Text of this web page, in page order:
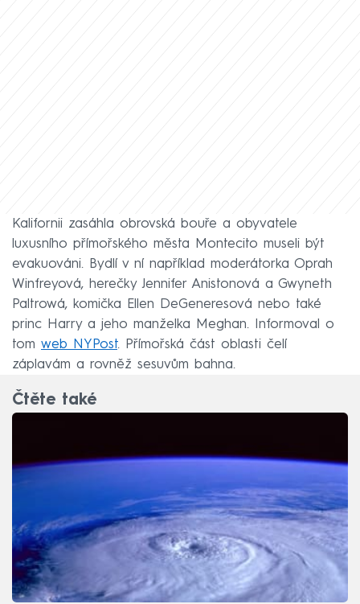
Kalifornii zasáhla obrovská bouře a obyvatele
luxusního přímořského města Montecito museli být
evakuováni. Bydlí v ní například moderátorka Oprah
Winfreyová, herečky Jennifer Anistonová a Gwyneth
Paltrowá, komička Ellen DeGeneresová nebo také
princ Harry a jeho manželka Meghan. Informoval o
tom web NYPost. Přímořská část oblasti čelí
záplavám a rovněž sesuvům bahna.
Čtěte také